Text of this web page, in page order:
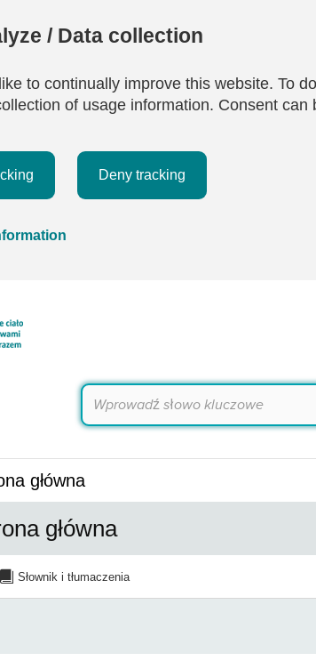
/ Data collection
to continually improve this website. To
of usage information. Consent can
Deny tracking
główna
główna
Słownik i tłumaczenia